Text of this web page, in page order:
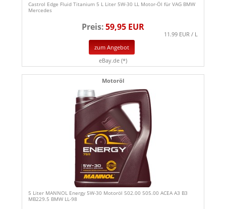
Castrol Edge Fluid Titanium 5 L Liter 5W-30 LL Motor-Öl für VAG BMW
Mercedes
Preis:59,95 EUR
11.99 EUR / L
zum Angebot
eBay.de (*)
Motoröl
5 Liter MANNOL Energy 5W-30 Motoröl 502.00 505.00 ACEA A3 B3
MB229.5 BMW LL-98